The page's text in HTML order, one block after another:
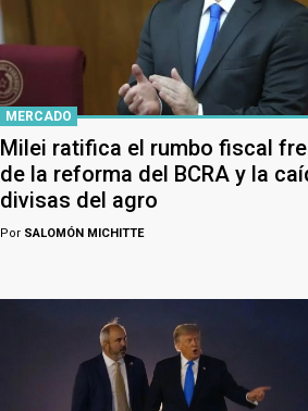
MERCADO
Milei ratifica el rumbo fiscal
de la reforma del BCRA y la
divisas del agro
Por SALOMÓN MICHITTE